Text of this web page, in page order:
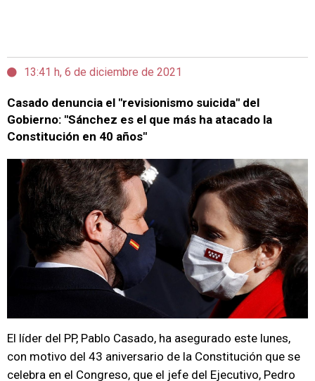
13:41 h, 6 de diciembre de 2021
Casado denuncia el "revisionismo suicida" del
Gobierno: "Sánchez es el que más ha atacado la
Constitución en 40 años"
El líder del PP, Pablo Casado, ha asegurado este lunes,
con motivo del 43 aniversario de la Constitución que se
celebra en el Congreso, que el jefe del Ejecutivo, Pedro